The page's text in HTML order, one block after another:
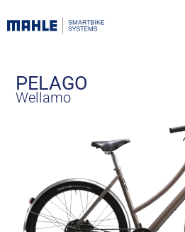
PELAGO
Wellamo